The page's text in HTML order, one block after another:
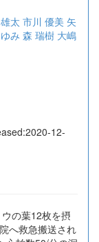
太 市川 優美 矢
み 森 瑞樹 大嶋
12-
の葉12枚を摂
へ救急搬送され